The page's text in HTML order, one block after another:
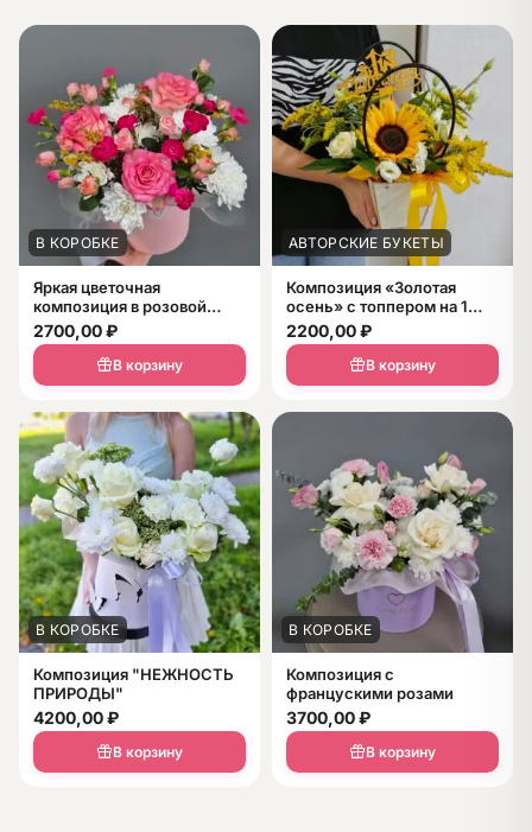
В КОРОБКЕ
Яркая цветочная
композиция в розовой
коробке «Персиковый
рассвет» из роз,
хризантем и желтой
зелени
2700,00₽
В корзину
АВТОРСКИЕ БУКЕТЫ
Композиция «Золотая
осень» с топпером на 1
сентября в коробке с
ручками
2200,00₽
В корзину
В КОРОБКЕ
Композиция "НЕЖНОСТЬ
ПРИРОДЫ"
4200,00₽
В корзину
В КОРОБКЕ
Композиция с
францускими розами
3700,00₽
В корзину